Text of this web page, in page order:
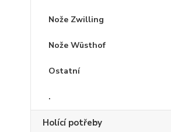
Nože Zwilling
Nože Wüsthof
Ostatní
.
Holící potřeby